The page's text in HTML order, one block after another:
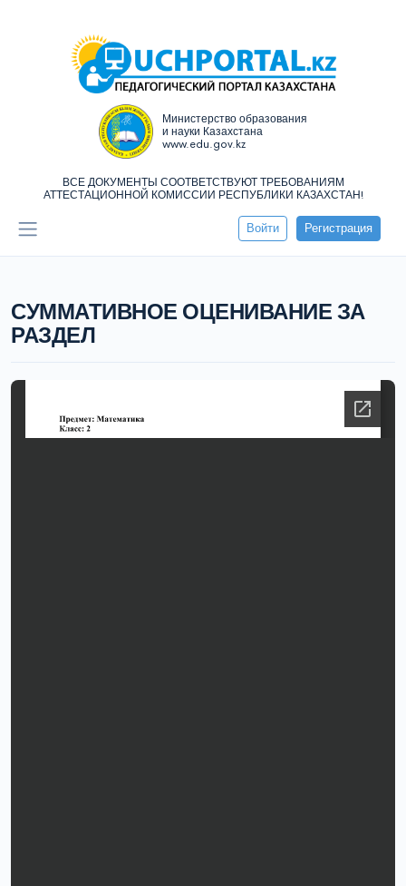
Министерство образования
и науки Казахстана
www.edu.gov.kz
ВСЕ ДОКУМЕНТЫ СООТВЕТСТВУЮТ ТРЕБОВАНИЯМ
АТТЕСТАЦИОННОЙ КОМИССИИ РЕСПУБЛИКИ КАЗАХСТАН!
Войти Регистрация
СУММАТИВНОЕ ОЦЕНИВАНИЕ ЗА
РАЗДЕЛ